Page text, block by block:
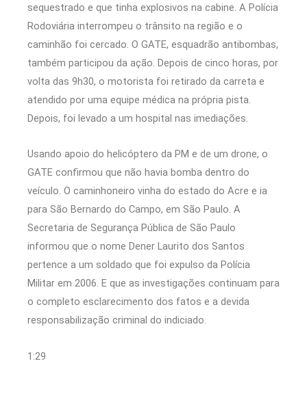
sequestrado e que tinha explosivos na cabine. A Polícia
Rodoviária interrompeu o trânsito na região e o
caminhão foi cercado. O GATE, esquadrão antibombas,
também participou da ação. Depois de cinco horas, por
volta das 9h30, o motorista foi retirado da carreta e
atendido por uma equipe médica na própria pista.
Depois, foi levado a um hospital nas imediações.
Usando apoio do helicóptero da PM e de um drone, o
GATE confirmou que não havia bomba dentro do
veículo. O caminhoneiro vinha do estado do Acre e ia
para São Bernardo do Campo, em São Paulo. A
Secretaria de Segurança Pública de São Paulo
informou que o nome Dener Laurito dos Santos
pertence a um soldado que foi expulso da Polícia
Militar em 2006. E que as investigações continuam para
o completo esclarecimento dos fatos e a devida
responsabilização criminal do indiciado.
1:29